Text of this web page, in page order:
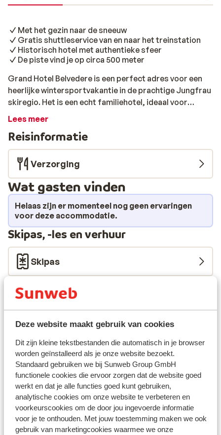
Deze website maakt gebruik van cookies
Dit zijn kleine tekstbestanden die automatisch in je browser
worden geïnstalleerd als je onze website bezoekt.
Standaard gebruiken we bij Sunweb Group GmbH
functionele cookies die ervoor zorgen dat de website goed
werkt en dat je alle functies goed kunt gebruiken,
analytische cookies om onze website te verbeteren en
voorkeurscookies om de door jou ingevoerde informatie
voor je te onthouden. Met jouw toestemming maken we ook
gebruik van marketingcookies waarmee we onze
Met het gezin naar de sneeuw
Gratis shuttleservice van en naar het treinstation
Historisch hotel met authentieke sfeer
De piste vind je op circa 500 meter
Grand Hotel Belvedere is een perfect adres voor een
heerlijke wintersportvakantie in de prachtige Jungfrau
skiregio. Het is een echt familiehotel, ideaal voor
gezinnen met kinderen. Het ligt aan de rand van het
het centrum. In dit fijne hotel staat iedere ochtend weer
een smakelijk ontbijt voor je klaar in het restaurant.
Handig om hier zelf niet voor te hoeven zorgen. Je bent
immers in Zwitserland om iedere dag zo snel mogelijk
de piste op te gaan. Ook aan het einde van de dag wordt
er voor je gezorgd: dan kun je aanschuiven voor het
diner. Na het eten heb je nog de mogelijkheid om
gezellig iets te drinken in de bar. En daarna val je vast en
zeker als een blok in slaap in je nette kamer. Dit wordt
een topvakantie!
Lees meer
Reisinformatie
Verzorging
Wat gasten vinden
Helaas zijn er momenteel nog geen ervaringen
voor deze accommodatie.
Skipas, -les en verhuur
Skipas
Skilessen
Skimateriaal
Andere accommodaties in Jungfrau
Region
Baeren Hotel, The Bear Inn
Derby Hotel Grindelwald